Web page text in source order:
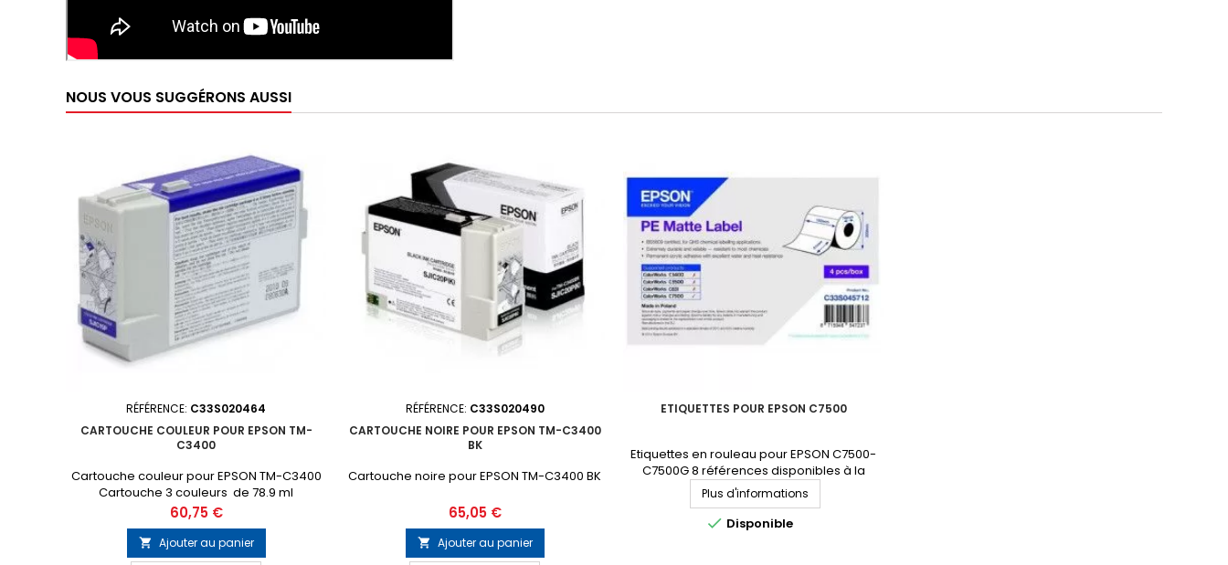
NOUS VOUS SUGGÉRONS AUSSI
RÉFÉRENCE: C33S020464
CARTOUCHE COULEUR POUR EPSON TM-
C3400
Cartouche couleur pour EPSON TM-C3400
Cartouche 3 couleurs de 78.9 ml
Prix
60,75 €
 Ajouter au panier
RÉFÉRENCE: C33S020490
CARTOUCHE NOIRE POUR EPSON TM-C3400
BK
Cartouche noire pour EPSON TM-C3400 BK
Prix
65,05 €
 Ajouter au panier
ETIQUETTES POUR EPSON C7500
Etiquettes en rouleau pour EPSON C7500-
C7500G 8 références disponibles à la
marque Epson Demandez votre devis
personnalisé
Plus d'informations
 Disponible